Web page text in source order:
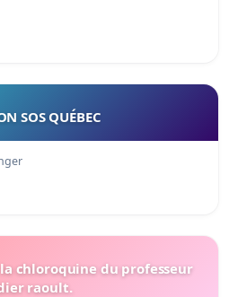
SOS QUÉBEC
chloroquine du professeur
raoult.